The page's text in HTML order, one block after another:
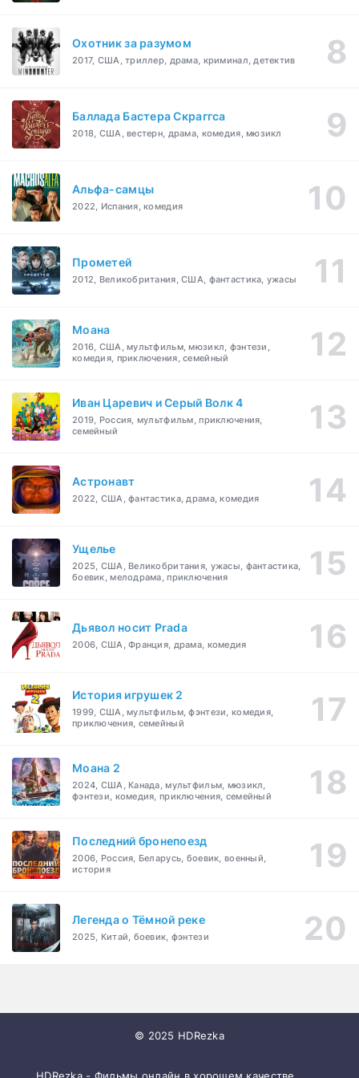
Охотник за разумом
2017, США, триллер, драма, криминал, детектив
Баллада Бастера Скраггса
2018, США, вестерн, драма, комедия, мюзикл
Альфа-самцы
2022, Испания, комедия
Прометей
2012, Великобритания, США, фантастика, ужасы
Моана
2016, США, мультфильм, мюзикл, фэнтези,
комедия, приключения, семейный
Иван Царевич и Серый Волк 4
2019, Россия, мультфильм, приключения,
семейный
Астронавт
2022, США, фантастика, драма, комедия
Ущелье
2025, США, Великобритания, ужасы, фантастика,
боевик, мелодрама, приключения
Дьявол носит Prada
2006, США, Франция, драма, комедия
История игрушек 2
1999, США, мультфильм, фэнтези, комедия,
приключения, семейный
Моана 2
2024, США, Канада, мультфильм, мюзикл,
фэнтези, комедия, приключения, семейный
Последний бронепоезд
2006, Россия, Беларусь, боевик, военный,
история
Легенда о Тёмной реке
2025, Китай, боевик, фэнтези
© 2025 HDRezka